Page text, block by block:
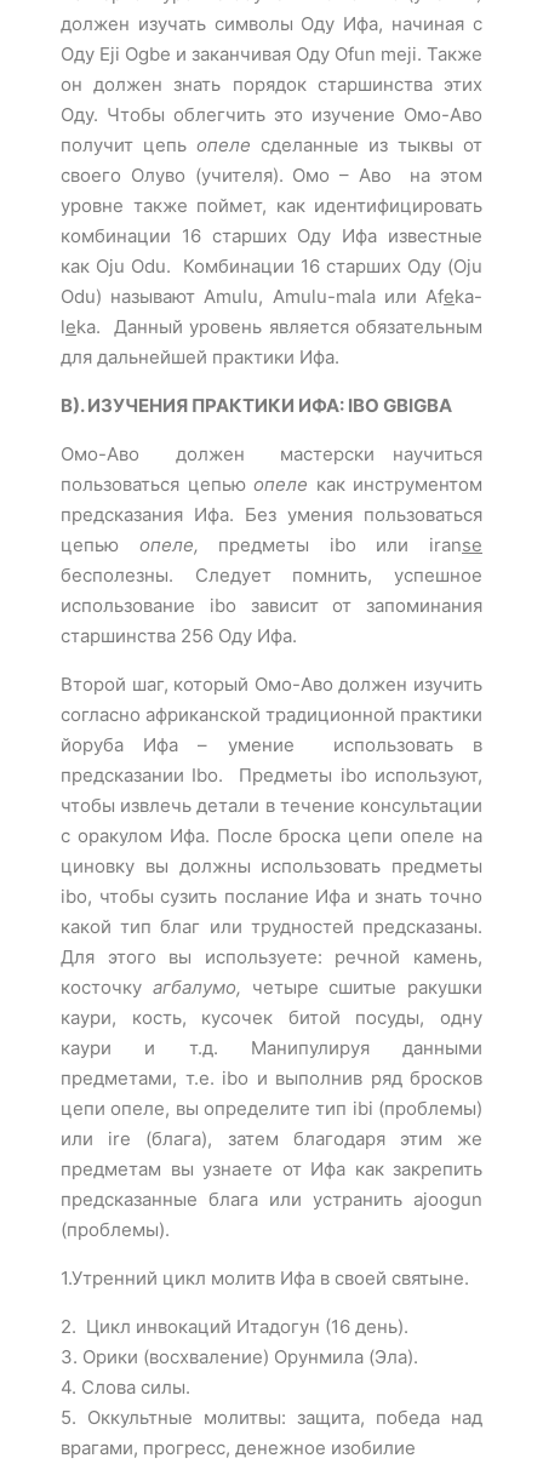
должен изучать символы Оду Ифа, начиная с
Оду Eji Ogbe и заканчивая Оду Ofun meji. Также
он должен знать порядок старшинства этих
Оду. Чтобы облегчить это изучение Омо-Аво
получит цепь опеле сделанные из тыквы от
своего Олуво (учителя). Омо – Аво на этом
уровне также поймет, как идентифицировать
комбинации 16 старших Оду Ифа известные
как Oju Odu. Комбинации 16 старших Оду (Oju
Odu) называют Amulu, Amulu-mala или Afeka-
leka. Данный уровень является обязательным
для дальнейшей практики Ифа.
B). ИЗУЧЕНИЯ ПРАКТИКИ ИФА: IBO GBIGBA
Омо-Аво должен мастерски научиться
пользоваться цепью опеле как инструментом
предсказания Ифа. Без умения пользоваться
цепью опеле, предметы ibo или iranse
бесполезны. Следует помнить, успешное
использование ibo зависит от запоминания
старшинства 256 Оду Ифа.
Второй шаг, который Омо-Аво должен изучить
согласно африканской традиционной практики
йоруба Ифа – умение использовать в
предсказании Ibo. Предметы ibo используют,
чтобы извлечь детали в течение консультации
с оракулом Ифа. После броска цепи опеле на
циновку вы должны использовать предметы
ibo, чтобы сузить послание Ифа и знать точно
какой тип благ или трудностей предсказаны.
Для этого вы используете: речной камень,
косточку агбалумо, четыре сшитые ракушки
каури, кость, кусочек битой посуды, одну
каури и т.д. Манипулируя данными
предметами, т.е. ibo и выполнив ряд бросков
цепи опеле, вы определите тип ibi (проблемы)
или ire (блага), затем благодаря этим же
предметам вы узнаете от Ифа как закрепить
предсказанные блага или устранить ajoogun
(проблемы).
1.Утренний цикл молитв Ифа в своей святыне.
2. Цикл инвокаций Итадогун (16 день).
3. Орики (восхваление) Орунмила (Эла).
4. Слова силы.
5. Оккультные молитвы: защита, победа над
врагами, прогресс, денежное изобилие